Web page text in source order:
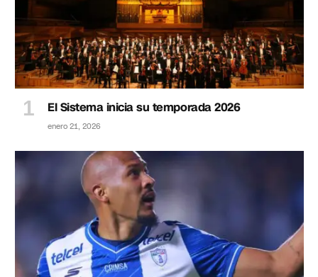
El Sistema inicia su temporada 2026
enero 21, 2026